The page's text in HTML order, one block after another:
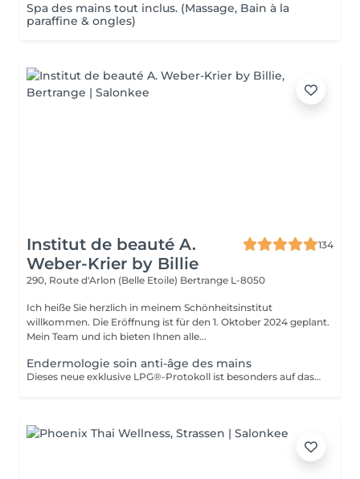
Spa des mains tout inclus. (Massage, Bain à la
paraffine & ongles)
Institut de beauté A.
Weber-Krier by Billie
134
290, Route d'Arlon (Belle Etoile) Bertrange L-8050
Ich heiße Sie herzlich in meinem Schönheitsinstitut
willkommen. Die Eröffnung ist für den 1. Oktober 2024 geplant.
Mein Team und ich bieten Ihnen alle...
Endermologie soin anti-âge des mains
Dieses neue exklusive LPG®-Protokoll ist besonders auf das Wohlbefinden der Verbraucher bedacht und stellt eine Allianz aus Technik dar, die auf der patentierten Technologie des CelluM6 Alliance®-Geräts und der Sensorik für eine sofortige und dauerhafte Wirkung auf den Körper basiert. Und dies dank einer Reihe von Manövern, die sowohl vom Alliance®-Behandlungskopf, dem Auflegen einer Maske als auch von den Händen des Behandlers ausgeführt werden